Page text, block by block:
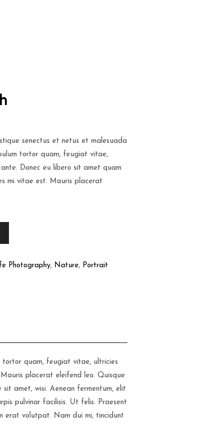
senectus et netus et malesuada
tortor quam, feugiat vitae,
Donec eu libero sit amet quam
mi vitae est. Mauris placerat
Photography, Nature, Portrait
tortor quam, feugiat vitae, ultricies
placerat eleifend leo. Quisque
amet, wisi. Aenean fermentum, elit
pulvinar facilisis. Ut felis. Praesent
erat volutpat. Nam dui mi, tincidunt